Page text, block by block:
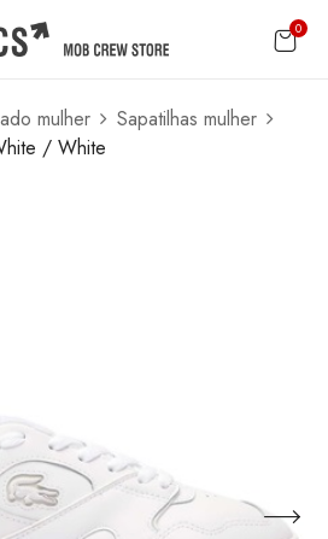
0
mulher
Sapatilhas mulher
/ White